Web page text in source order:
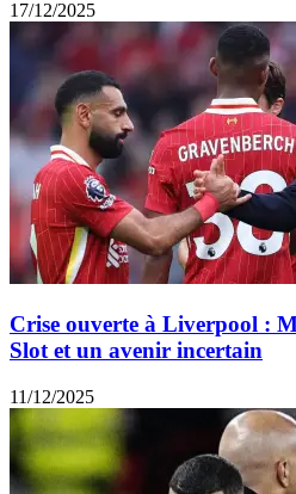
17/12/2025
Crise ouverte à Liverpool :
Slot et un avenir incertain
11/12/2025